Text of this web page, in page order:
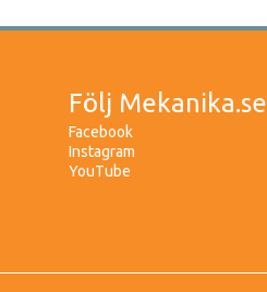
Följ Mekanika.se
Facebook
Instagram
YouTube